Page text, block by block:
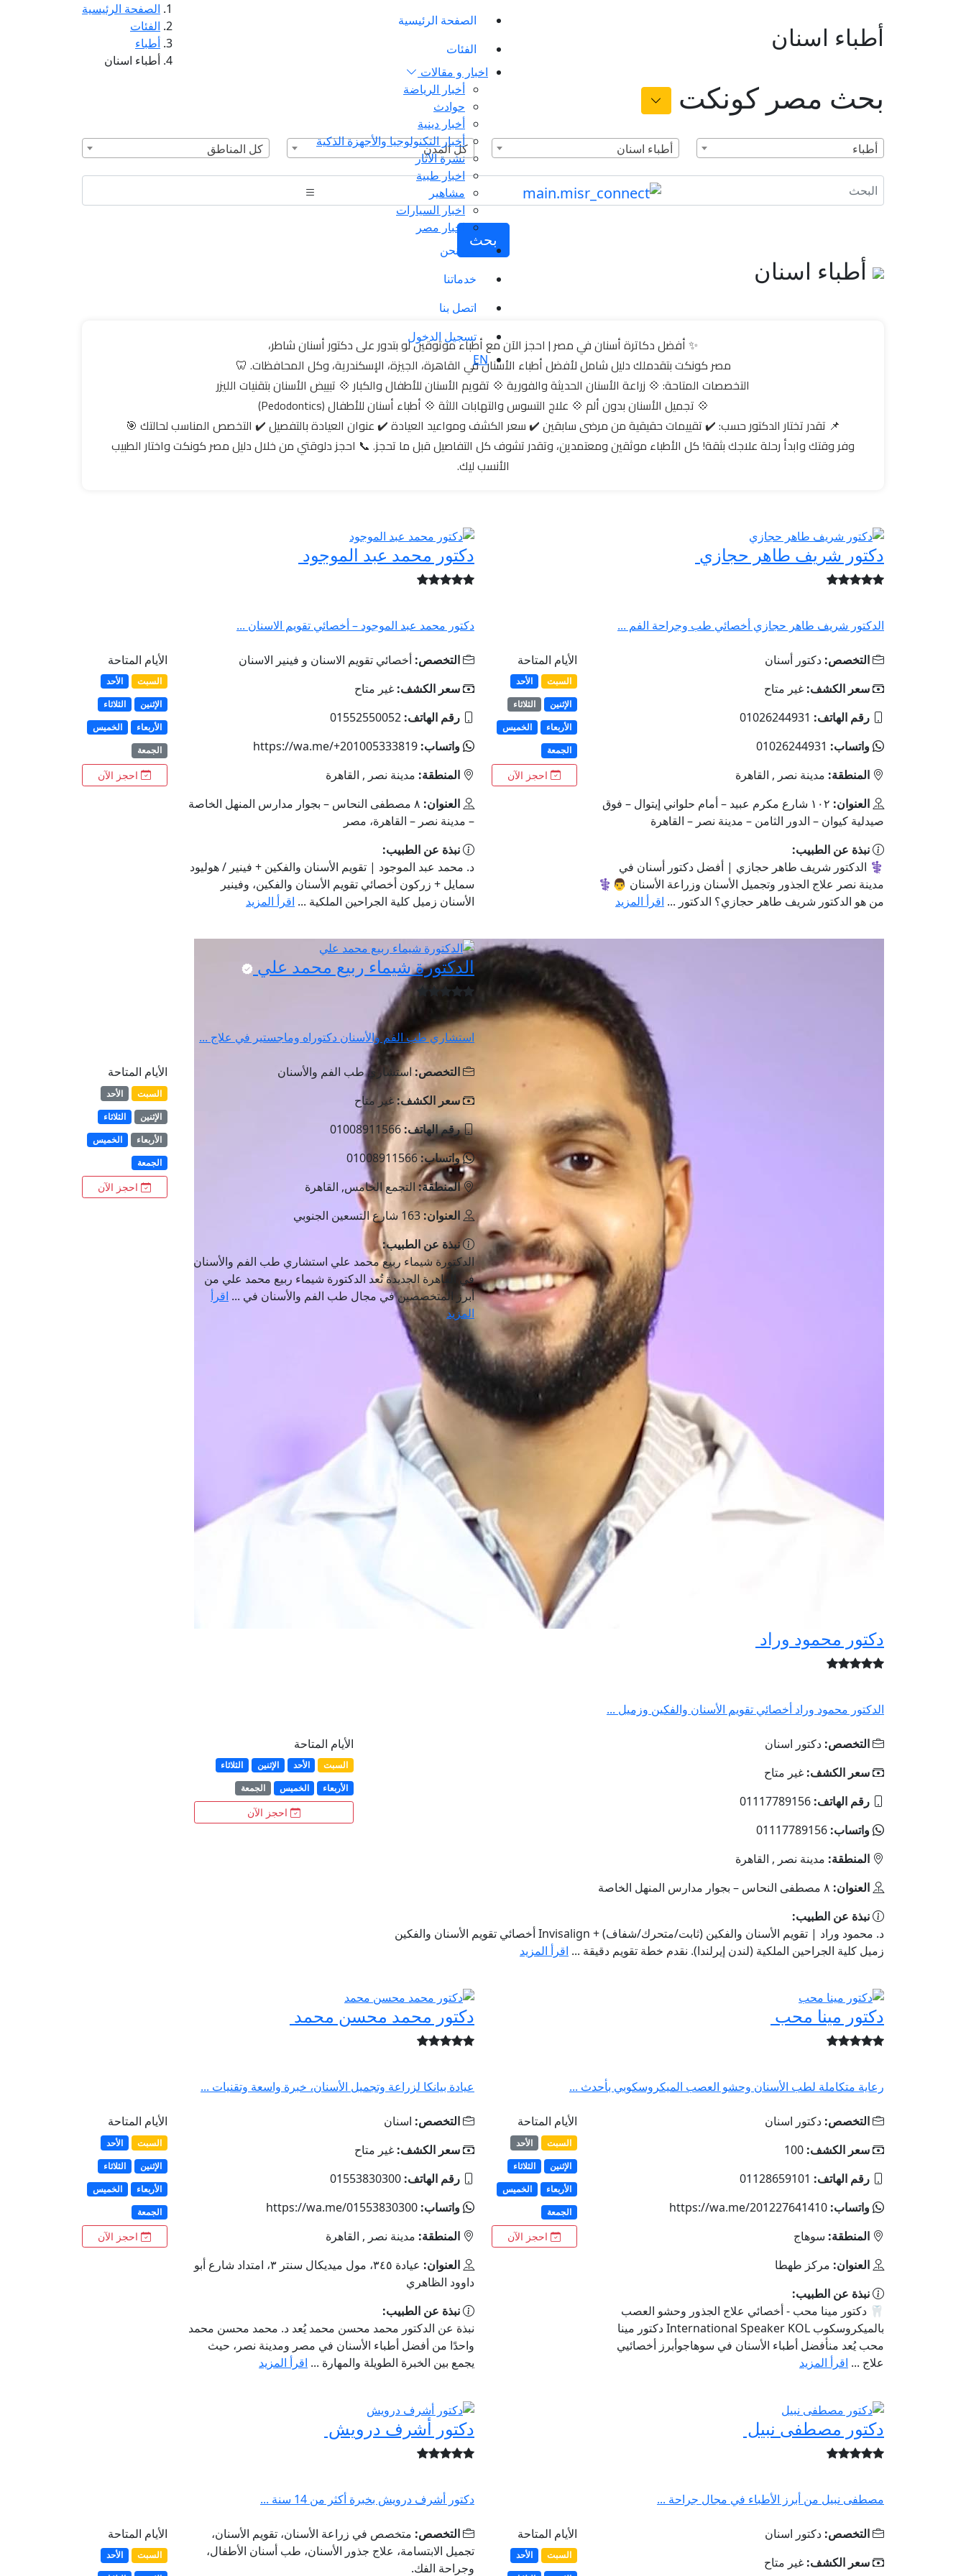
الصفحة الرئيسية
الفئات
اخبار و مقالات
أخبار الرياضة
حوادث
أخبار دينية
أخبار التكنولوجيا والأجهزة الذكية
نشرة الآثار
اخبار طبية
مشاهير
اخبار السيارات
اخبار مصر
من نحن
خدماتنا
اتصل بنا
تسجيل الدخول
EN
أطباء اسنان
الصفحة الرئيسية
الفئات
أطباء
أطباء اسنان
بحث مصر كونكت
أطباء أطباء اسنان كل المدن كل المناطق
بحث
أطباء اسنان
✨ أفضل دكاترة أسنان في مصر | احجز الآن مع أطباء موثوقين لو بتدور على دكتور أسنان شاطر،
مصر كونكت بتقدملك دليل شامل لأفضل أطباء الأسنان في القاهرة، الجيزة، الإسكندرية، وكل المحافظات. 🦷
التخصصات المتاحة: 💠 زراعة الأسنان الحديثة والفورية 💠 تقويم الأسنان للأطفال والكبار 💠 تبييض الأسنان بتقنيات الليزر
💠 تجميل الأسنان بدون ألم 💠 علاج التسوس والتهابات اللثة 💠 أطباء أسنان للأطفال (Pedodontics)
📌 تقدر تختار الدكتور حسب: ✔️ تقييمات حقيقية من مرضى سابقين ✔️ سعر الكشف ومواعيد العيادة ✔️ عنوان العيادة بالتفصيل ✔️ التخصص المناسب لحالتك 🎯
وفر وقتك وابدأ رحلة علاجك بثقة! كل الأطباء موثقين ومعتمدين، وتقدر تشوف كل التفاصيل قبل ما تحجز. 📞 احجز دلوقتي من خلال دليل مصر كونكت واختار الطبيب
الأنسب ليك.
دكتور شريف طاهر حجازي
الدكتور شريف طاهر حجازي أخصائي طب وجراحة الفم ...
التخصص: دكتور أسنان
سعر الكشف: غير متاح
رقم الهاتف: 01026244931
واتساب: 01026244931
المنطقة: مدينة نصر , القاهرة
العنوان:
١٠٢ شارع مكرم عبيد – أمام حلواني إيتوال – فوق
صيدلية كيوان – الدور الثامن – مدينة نصر – القاهرة
نبذة عن الطبيب:
⚕️ الدكتور شريف طاهر حجازي | أفضل دكتور أسنان في
مدينة نصر علاج الجذور وتجميل الأسنان وزراعة الأسنان 👨⚕️
من هو الدكتور شريف طاهر حجازي؟ الدكتور ... اقرأ المزيد
الأيام المتاحة
السبت
الأحد
الإثنين
الثلاثاء
الأربعاء
الخميس
الجمعة
احجز الآن
دكتور محمد عبد الموجود
دكتور محمد عبد الموجود – أخصائي تقويم الاسنان ...
التخصص: أخصائي تقويم الاسنان و فينير الاسنان
سعر الكشف: غير متاح
رقم الهاتف: 01552550052
واتساب: https://wa.me/+201005333819
المنطقة: مدينة نصر , القاهرة
العنوان:
٨ مصطفى النحاس – بجوار مدارس المنهل الخاصة
– مدينة نصر – القاهرة، مصر
نبذة عن الطبيب:
د. محمد عبد الموجود | تقويم الأسنان والفكين + فينير / هوليود
سمايل + زركون أخصائي تقويم الأسنان والفكين، وفينير
الأسنان زميل كلية الجراحين الملكية ... اقرأ المزيد
الأيام المتاحة
السبت
الأحد
الإثنين
الثلاثاء
الأربعاء
الخميس
الجمعة
احجز الآن
دكتور محمود وراد
الدكتور محمود وراد أخصائي تقويم الأسنان والفكين وزميل ...
التخصص: دكتور اسنان
سعر الكشف: غير متاح
رقم الهاتف: 01117789156
واتساب: 01117789156
المنطقة: مدينة نصر , القاهرة
العنوان: ٨ مصطفى النحاس – بجوار مدارس المنهل الخاصة
نبذة عن الطبيب:
د. محمود وراد | تقويم الأسنان والفكين (ثابت/متحرك/شفاف) + Invisalign أخصائي تقويم الأسنان والفكين
زميل كلية الجراحين الملكية (لندن إيرلندا). نقدم خطة تقويم دقيقة ... اقرأ المزيد
الأيام المتاحة
السبت الأحد الإثنين
الثلاثاء
الأربعاء
الخميس الجمعة
احجز الآن
الدكتورة شيماء ربيع محمد علي
استشاري طب الفم والأسنان دكتوراه وماجستير في علاج ...
التخصص: استشاري طب الفم والأسنان
سعر الكشف:غير متاح
رقم الهاتف: 01008911566
واتساب:01008911566
المنطقة: التجمع الخامس, القاهرة
العنوان: 163 شارع التسعين الجنوبي
نبذة عن الطبيب:
الدكتورة شيماء ربيع محمد علي استشاري طب الفم والأسنان
في القاهرة الجديدة تُعد الدكتورة شيماء ربيع محمد علي من
أبرز المتخصصين في مجال طب الفم والأسنان في ... اقرأ
المزيد
الأيام المتاحة
السبت
الأحد
الإثنين
الثلاثاء
الأربعاء
الخميس
الجمعة
احجز الآن
دكتور مينا محب
رعاية متكاملة لطب الأسنان وحشو العصب الميكروسكوبي بأحدث ...
التخصص: دكتور اسنان
سعر الكشف: 100
رقم الهاتف: 01128659101
واتساب: https://wa.me/201227641410
المنطقة: سوهاج
العنوان: مركز طهطا
نبذة عن الطبيب:
🦷 دكتور مينا محب - أخصائي علاج الجذور وحشو العصب
بالميكروسكوب International Speaker KOL دكتور مينا
محب يُعد منأفضل أطباء الأسنان في سوهاجوأبرز أخصائيي
علاج ... اقرأ المزيد
الأيام المتاحة
السبت
الأحد
الإثنين
الثلاثاء
الأربعاء
الخميس
الجمعة
احجز الآن
دكتور محمد محسن محمد
عيادة بيانكا لزراعة وتجميل الأسنان، خبرة واسعة وتقنيات ...
التخصص: اسنان
سعر الكشف: غير متاح
رقم الهاتف: 01553830300
واتساب: https://wa.me/01553830300
المنطقة: مدينة نصر , القاهرة
العنوان:
عيادة ٣٤٥، مول ميديكال سنتر ٣، امتداد شارع أبو
داوود الظاهري
نبذة عن الطبيب:
نبذة عن الدكتور محمد محسن محمد يُعد د. محمد محسن محمد
واحدًا من أفضل أطباء الأسنان في مصر ومدينة نصر، حيث
يجمع بين الخبرة الطويلة والمهارة ... اقرأ المزيد
الأيام المتاحة
السبت
الأحد
الإثنين
الثلاثاء
الأربعاء
الخميس
الجمعة
احجز الآن
دكتور مصطفى نبيل
مصطفى نبيل من أبرز الأطباء في مجال جراحة ...
التخصص: دكتور اسنان
سعر الكشف: غير متاح
الأيام المتاحة
السبت
الأحد
دكتور أشرف درويش
دكتور أشرف درويش بخبرة أكثر من 14 سنة ...
التخصص: متخصص في زراعة الأسنان، تقويم الأسنان،
تجميل الابتسامة، علاج جذور الأسنان، طب أسنان الأطفال،
وجراحة الفك.
الأيام المتاحة
السبت
الأحد